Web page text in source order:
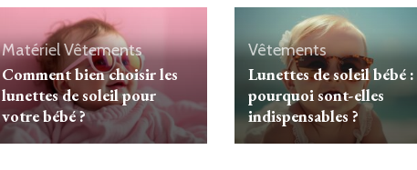
MatérielVêtements
Comment bien choisir les
lunettes de soleil pour
votre bébé ?
Vêtements
Lunettes de soleil bébé :
pourquoi sont-elles
indispensables ?